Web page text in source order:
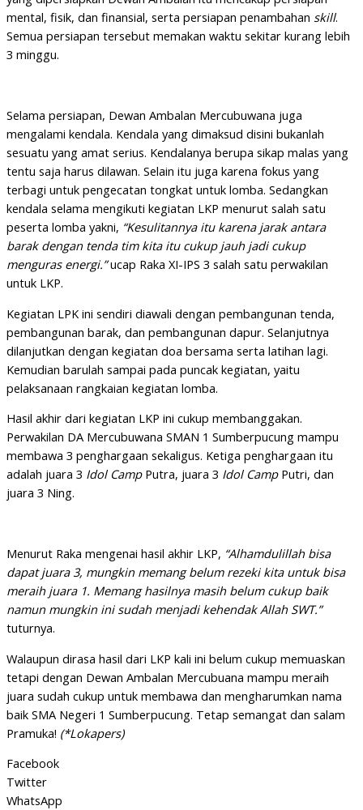
mental, fisik, dan finansial, serta persiapan penambahan skill.
Semua persiapan tersebut memakan waktu sekitar kurang lebih
3 minggu.
Selama persiapan, Dewan Ambalan Mercubuwana juga
mengalami kendala. Kendala yang dimaksud disini bukanlah
sesuatu yang amat serius. Kendalanya berupa sikap malas yang
tentu saja harus dilawan. Selain itu juga karena fokus yang
terbagi untuk pengecatan tongkat untuk lomba. Sedangkan
kendala selama mengikuti kegiatan LKP menurut salah satu
peserta lomba yakni, “Kesulitannya itu karena jarak antara
barak dengan tenda tim kita itu cukup jauh jadi cukup
menguras energi.”ucap Raka XI-IPS 3 salah satu perwakilan
untuk LKP.
Kegiatan LPK ini sendiri diawali dengan pembangunan tenda,
pembangunan barak, dan pembangunan dapur. Selanjutnya
dilanjutkan dengan kegiatan doa bersama serta latihan lagi.
Kemudian barulah sampai pada puncak kegiatan, yaitu
pelaksanaan rangkaian kegiatan lomba.
Hasil akhir dari kegiatan LKP ini cukup membanggakan.
Perwakilan DA Mercubuwana SMAN 1 Sumberpucung mampu
membawa 3 penghargaan sekaligus. Ketiga penghargaan itu
adalah juara 3 Idol Camp Putra, juara 3 Idol Camp Putri, dan
juara 3 Ning.
Menurut Raka mengenai hasil akhir LKP, “Alhamdulillah bisa
dapat juara 3, mungkin memang belum rezeki kita untuk bisa
meraih juara 1. Memang hasilnya masih belum cukup baik
namun mungkin ini sudah menjadi kehendak Allah SWT.”
tuturnya.
Walaupun dirasa hasil dari LKP kali ini belum cukup memuaskan
tetapi dengan Dewan Ambalan Mercubuana mampu meraih
juara sudah cukup untuk membawa dan mengharumkan nama
baik SMA Negeri 1 Sumberpucung. Tetap semangat dan salam
Pramuka! (*Lokapers)
Facebook
Twitter
WhatsApp